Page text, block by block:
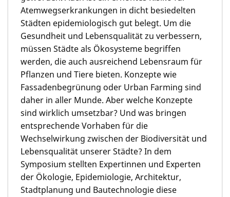
Atemwegserkran­kungen in dicht besiedelten
Städten epidemiolo­gisch gut belegt. Um die
Gesundheit und Lebensquali­tät zu verbessern,
müssen Städte als Ökosysteme begriffen
werden, die auch ausreichend Lebensraum für
Pflanzen und Tiere bieten. Konzepte wie
Fassadenbegrü­nung oder Urban Farming sind
daher in aller Munde. Aber welche Konzepte
sind wirklich umsetzbar? Und was bringen
entsprechende Vorhaben für die
Wechselwirkung zwischen der Biodiversität und
Lebensqualität unserer Städte? In dem
Symposium stellten Expertinnen und Experten
der Ökologie, Epidemiologie, Architektur,
Stadtplanung und Bautechnologie diese